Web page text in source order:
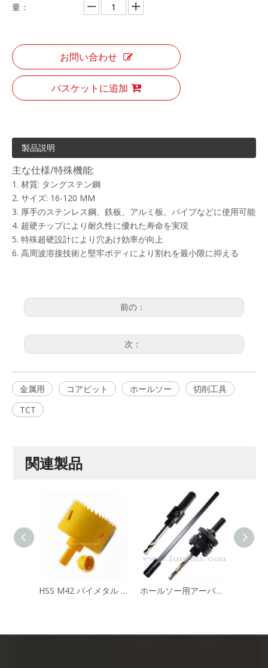
量：
お問い合わせ
バスケットに追加
製品説明
主な仕様/特殊機能:
1. 材質: タングステン鋼
2. サイズ: 16-120 MM
3. 厚手のステンレス鋼、鉄板、アルミ板、パイプなどに使用可能
4. 超硬チップにより耐久性に優れた寿命を実現
5. 特殊超硬設計により穴あけ効率が向上
6. 高周波溶接技術と堅牢ボディにより割れを最小限に抑える
前の：
次：
金属用 コアビット ホールソー
切削工具
TCT
関連製品
HSS M42 バイメタル ホールソー 7/16 インチ六角シャンク付き ホールソー用アーバーとアクセサリ